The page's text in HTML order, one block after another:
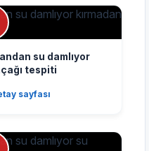
su damlıyor
tespiti
sayfası